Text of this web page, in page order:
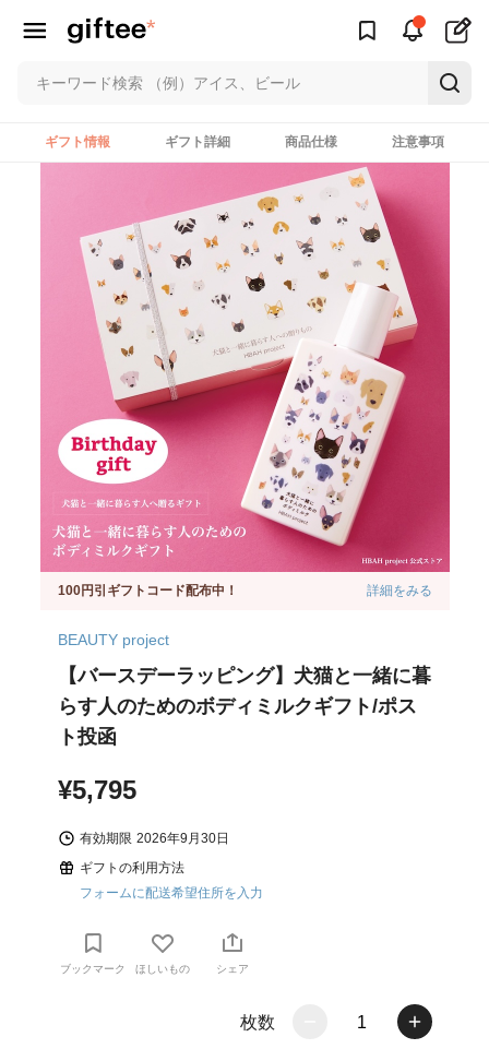
ギフト情報 ギフト詳細 商品仕様 注意事項
100円引ギフトコード配布中！ 詳細をみる
BEAUTY project
【バースデーラッピング】犬猫と一緒に暮
らす人のためのボディミルクギフト/ポス
ト投函
¥5,795
有効期限 2026年9月30日
ギフトの利用方法
フォームに配送希望住所を入力
ブックマーク ほしいもの シェア
枚数 1